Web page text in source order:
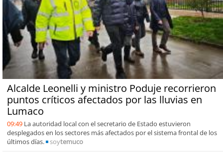
Alcalde Leonelli y ministro Poduje recorrieron
puntos críticos afectados por las lluvias en
Lumaco
09:49 La autoridad local con el secretario de Estado estuvieron
desplegados en los sectores más afectados por el sistema frontal de los
últimos días.
soytemuco